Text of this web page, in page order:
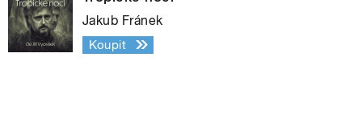
Jakub Fránek
Koupit